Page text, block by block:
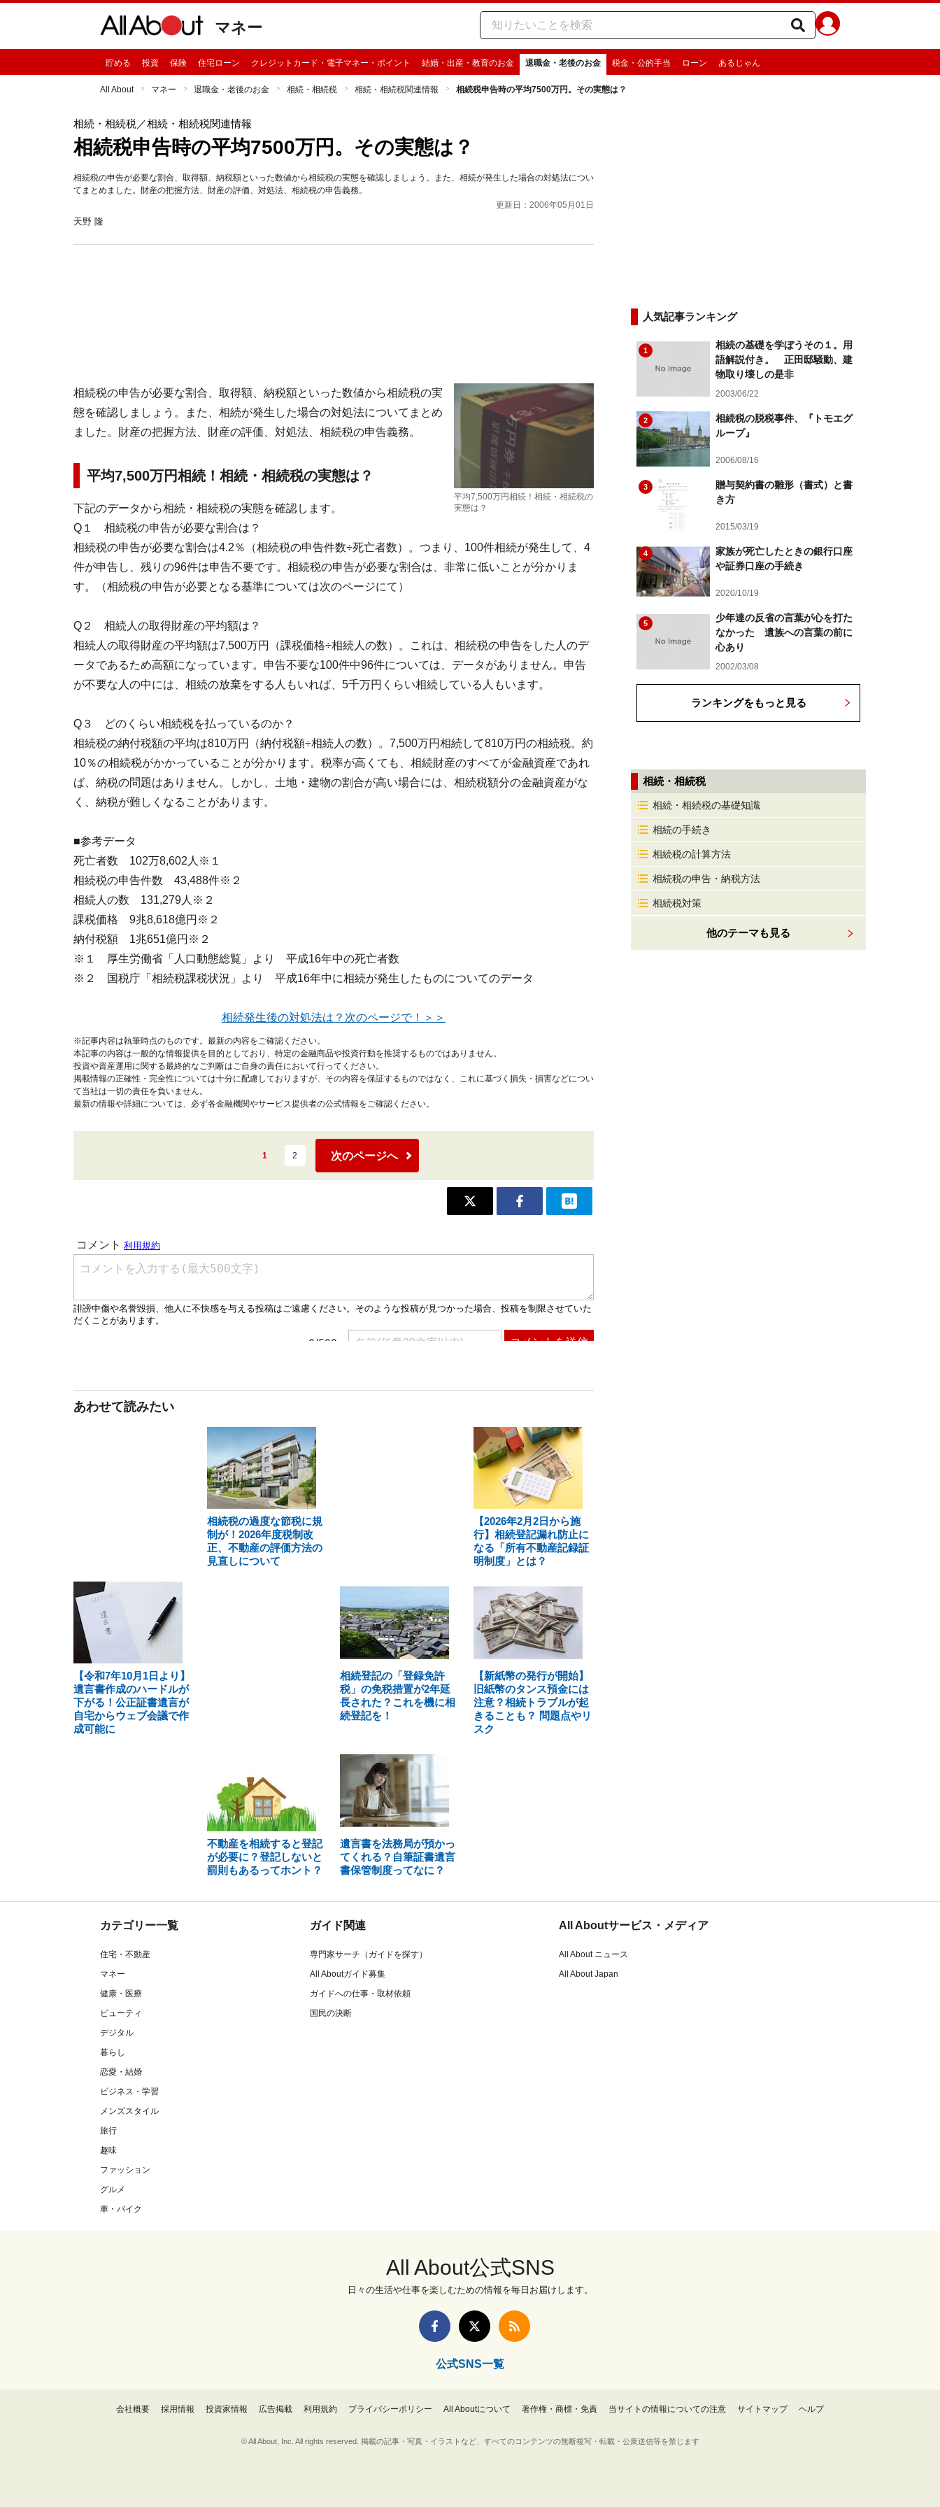
マネー
貯める 投資 保険 住宅ローン クレジットカード・電子マネー・ポイント 結婚・出産・教育のお金 退職金・老後のお金 税金・公的手当 ローン あるじゃん
All About マネー 退職金・老後のお金 相続・相続税 相続・相続税関連情報 相続税申告時の平均7500万円。その実態は？
相続・相続税／相続・相続税関連情報
相続税申告時の平均7500万円。その実態は？
相続税の申告が必要な割合、取得額、納税額といった数値から相続税の実態を確認しましょう。また、相続が発生した場合の対処法につい
てまとめました。財産の把握方法、財産の評価、対処法、相続税の申告義務。
更新日：2006年05月01日
天野 隆
平均7,500万円相続！相続・相続税の
実態は？
相続税の申告が必要な割合、取得額、納税額といった数値から相続税の実
態を確認しましょう。また、相続が発生した場合の対処法についてまとめ
ました。財産の把握方法、財産の評価、対処法、相続税の申告義務。
平均7,500万円相続！相続・相続税の実態は？
下記のデータから相続・相続税の実態を確認します。
Q１ 相続税の申告が必要な割合は？
相続税の申告が必要な割合は4.2％（相続税の申告件数÷死亡者数）。つまり、100件相続が発生して、4
件が申告し、残りの96件は申告不要です。相続税の申告が必要な割合は、非常に低いことが分かりま
す。（相続税の申告が必要となる基準については次のページにて）
Q２ 相続人の取得財産の平均額は？
相続人の取得財産の平均額は7,500万円（課税価格÷相続人の数）。これは、相続税の申告をした人のデ
ータであるため高額になっています。申告不要な100件中96件については、データがありません。申告
が不要な人の中には、相続の放棄をする人もいれば、5千万円くらい相続している人もいます。
Q３ どのくらい相続税を払っているのか？
相続税の納付税額の平均は810万円（納付税額÷相続人の数）。7,500万円相続して810万円の相続税。約
10％の相続税がかかっていることが分かります。税率が高くても、相続財産のすべてが金融資産であれ
ば、納税の問題はありません。しかし、土地・建物の割合が高い場合には、相続税額分の金融資産がな
く、納税が難しくなることがあります。
■参考データ
死亡者数 102万8,602人※１
相続税の申告件数 43,488件※２
相続人の数 131,279人※２
課税価格 9兆8,618億円※２
納付税額 1兆651億円※２
※１ 厚生労働省「人口動態総覧」より 平成16年中の死亡者数
※２ 国税庁「相続税課税状況」より 平成16年中に相続が発生したものについてのデータ
相続発生後の対処法は？次のページで！＞＞
※記事内容は執筆時点のものです。最新の内容をご確認ください。
本記事の内容は一般的な情報提供を目的としており、特定の金融商品や投資行動を推奨するものではありません。
投資や資産運用に関する最終的なご判断はご自身の責任において行ってください。
掲載情報の正確性・完全性については十分に配慮しておりますが、その内容を保証するものではなく、これに基づく損失・損害などについ
て当社は一切の責任を負いません。
最新の情報や詳細については、必ず各金融機関やサービス提供者の公式情報をご確認ください。
1 2 次のページへ
あわせて読みたい
相続税の過度な節税に規
制が！2026年度税制改
正、不動産の評価方法の
見直しについて
【2026年2月2日から施
行】相続登記漏れ防止に
なる「所有不動産記録証
明制度」とは？
【令和7年10月1日より】
遺言書作成のハードルが
下がる！公正証書遺言が
自宅からウェブ会議で作
成可能に
相続登記の「登録免許
税」の免税措置が2年延
長された？これを機に相
続登記を！
【新紙幣の発行が開始】
旧紙幣のタンス預金には
注意？相続トラブルが起
きることも？ 問題点やリ
スク
不動産を相続すると登記
が必要に？登記しないと
罰則もあるってホント？
遺言書を法務局が預かっ
てくれる？自筆証書遺言
書保管制度ってなに？
人気記事ランキング
1
相続の基礎を学ぼうその１。用
語解説付き。 正田邸騒動、建
物取り壊しの是非
2003/06/22
2
相続税の脱税事件、『トモエグ
ループ』
2006/08/16
3
贈与契約書の雛形（書式）と書
き方
2015/03/19
4
家族が死亡したときの銀行口座
や証券口座の手続き
2020/10/19
5
少年達の反省の言葉が心を打た
なかった 遺族への言葉の前に
心あり
2002/03/08
ランキングをもっと見る
相続・相続税
相続・相続税の基礎知識
相続の手続き
相続税の計算方法
相続税の申告・納税方法
相続税対策
他のテーマも見る
カテゴリー一覧
住宅・不動産
マネー
健康・医療
ビューティ
デジタル
暮らし
恋愛・結婚
ビジネス・学習
メンズスタイル
旅行
趣味
ファッション
グルメ
車・バイク
ガイド関連
専門家サーチ（ガイドを探す）
All Aboutガイド募集
ガイドへの仕事・取材依頼
国民の決断
All Aboutサービス・メディア
All About ニュース
All About Japan
All About公式SNS
日々の生活や仕事を楽しむための情報を毎日お届けします。
公式SNS一覧
会社概要 採用情報 投資家情報 広告掲載 利用規約 プライバシーポリシー All Aboutについて 著作権・商標・免責 当サイトの情報についての注意 サイトマップ ヘルプ
© All About, Inc. All rights reserved. 掲載の記事・写真・イラストなど、すべてのコンテンツの無断複写・転載・公衆送信等を禁じます